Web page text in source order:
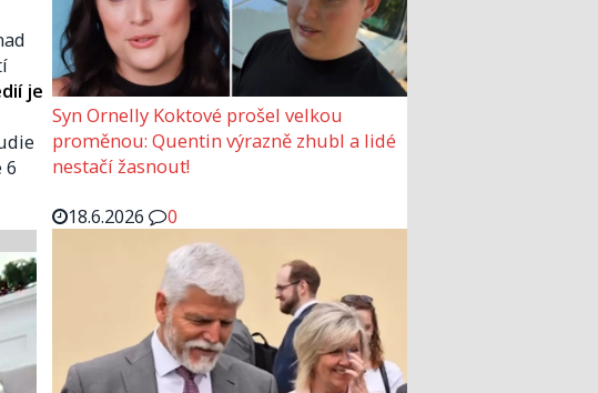
je
6
Syn Ornelly Koktové prošel velkou
proměnou: Quentin výrazně zhubl a lidé
nestačí žasnout!
18.6.2026
0